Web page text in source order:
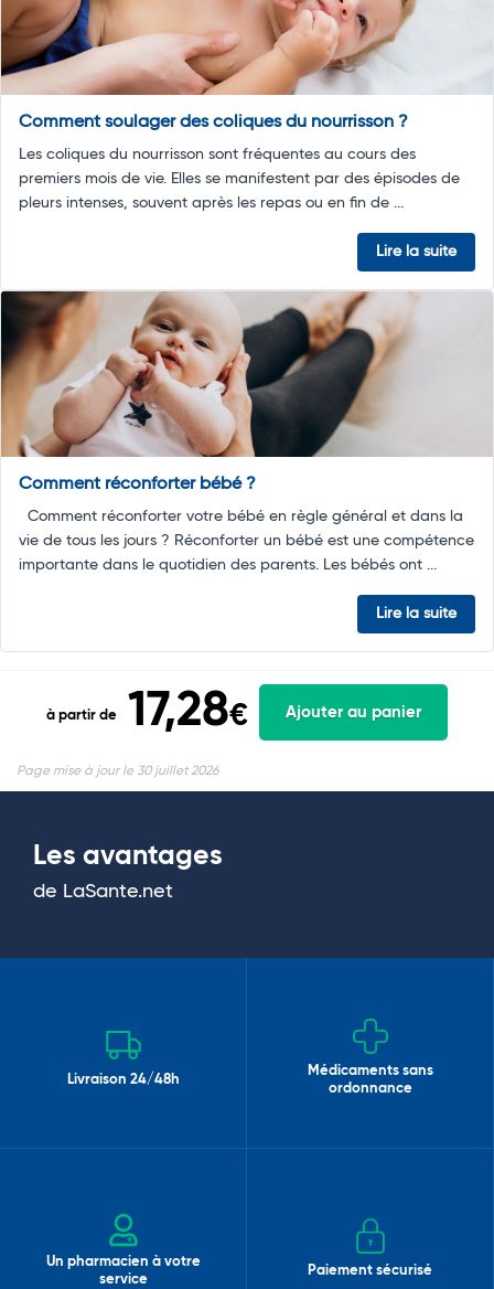
Comment soulager des coliques du nourrisson ?
Les coliques du nourrisson sont fréquentes au cours des
premiers mois de vie. Elles se manifestent par des épisodes de
pleurs intenses, souvent après les repas ou en fin de ...
Lire la suite
Comment réconforter bébé ?
Comment réconforter votre bébé en règle général et dans la
vie de tous les jours ? Réconforter un bébé est une compétence
importante dans le quotidien des parents. Les bébés ont ...
Lire la suite
à partir de 17,28€ Ajouter au panier
Page mise à jour le 30 juillet 2026
Les avantages
de LaSante.net
Livraison 24/48h
Médicaments sans
ordonnance
Un pharmacien à votre
service
Paiement sécurisé